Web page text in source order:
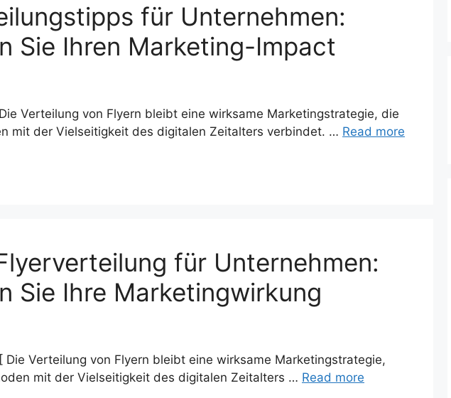
für Unternehmen:
Sie Ihren Marketing-Impact
Verteilung von Flyern bleibt eine wirksame Marketingstrategie, die
mit der Vielseitigkeit des digitalen Zeitalters verbindet. … Read more
für Unternehmen:
Sie Ihre Marketingwirkung
Die Verteilung von Flyern bleibt eine wirksame Marketingstrategie,
mit der Vielseitigkeit des digitalen Zeitalters … Read more